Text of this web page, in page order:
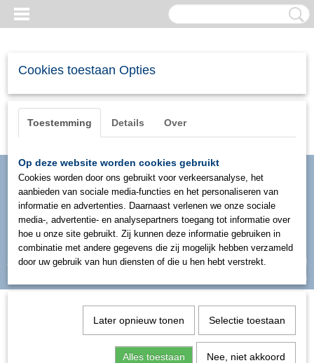
Inloggen Registreren
UW WINKELWAGEN
(0)
Cookies toestaan Opties
Toestemming Details Over
Op deze website worden cookies gebruikt
Cookies worden door ons gebruikt voor verkeersanalyse, het
aanbieden van sociale media-functies en het personaliseren van
informatie en advertenties. Daarnaast verlenen we onze sociale
media-, advertentie- en analysepartners toegang tot informatie over
hoe u onze site gebruikt. Zij kunnen deze informatie gebruiken in
combinatie met andere gegevens die zij mogelijk hebben verzameld
door uw gebruik van hun diensten of die u hen hebt verstrekt.
Later opnieuw tonen Selectie toestaan
Alles toestaan Nee, niet akkoord